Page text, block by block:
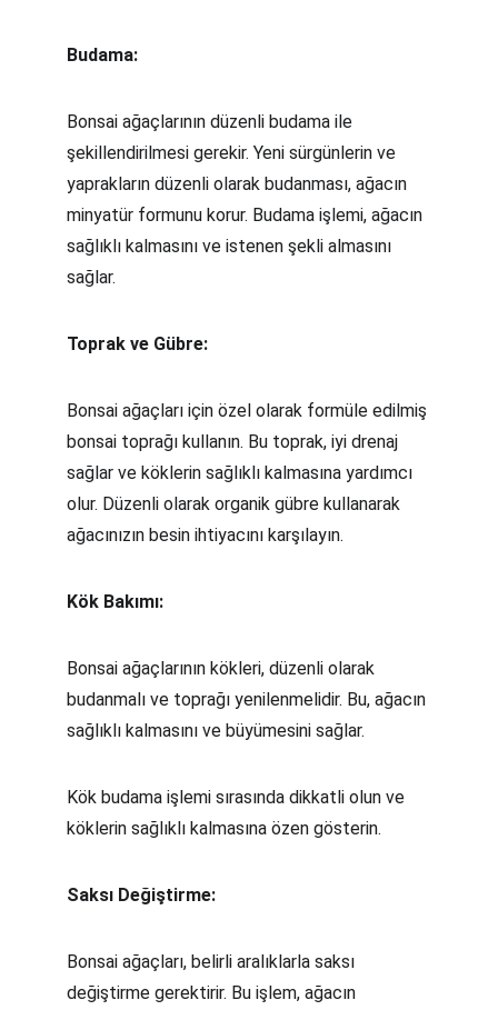
Budama:
Bonsai ağaçlarının düzenli budama ile
şekillendirilmesi gerekir. Yeni sürgünlerin ve
yaprakların düzenli olarak budanması, ağacın
minyatür formunu korur. Budama işlemi, ağacın
sağlıklı kalmasını ve istenen şekli almasını
sağlar.
Toprak ve Gübre:
Bonsai ağaçları için özel olarak formüle edilmiş
bonsai toprağı kullanın. Bu toprak, iyi drenaj
sağlar ve köklerin sağlıklı kalmasına yardımcı
olur. Düzenli olarak organik gübre kullanarak
ağacınızın besin ihtiyacını karşılayın.
Kök Bakımı:
Bonsai ağaçlarının kökleri, düzenli olarak
budanmalı ve toprağı yenilenmelidir. Bu, ağacın
sağlıklı kalmasını ve büyümesini sağlar.
Kök budama işlemi sırasında dikkatli olun ve
köklerin sağlıklı kalmasına özen gösterin.
Saksı Değiştirme:
Bonsai ağaçları, belirli aralıklarla saksı
değiştirme gerektirir. Bu işlem, ağacın